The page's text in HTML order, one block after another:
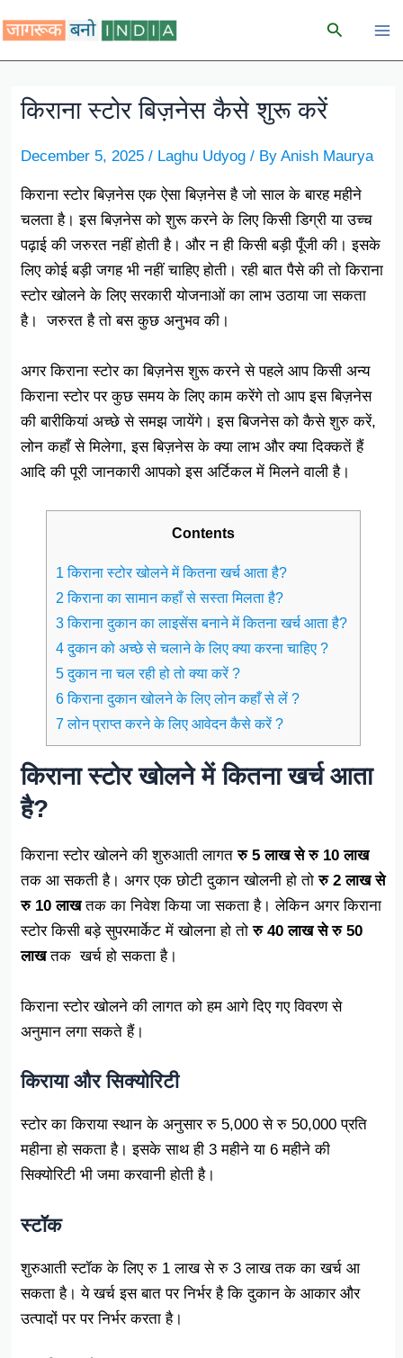
to
content
Search
किराना स्टोर बिज़नेस कैसे शुरू करें
December 5, 2025/ Laghu Udyog / ByAnish Maurya
किराना स्टोर बिज़नेस एक ऐसा बिज़नेस है जो साल के बारह महीने
चलता है। इस बिज़नेस को शुरू करने के लिए किसी डिग्री या उच्च
पढ़ाई की जरुरत नहीं होती है। और न ही किसी बड़ी पूँजी की। इसके
लिए कोई बड़ी जगह भी नहीं चाहिए होती। रही बात पैसे की तो किराना
स्टोर खोलने के लिए सरकारी योजनाओं का लाभ उठाया जा सकता
है। जरुरत है तो बस कुछ अनुभव की।
अगर किराना स्टोर का बिज़नेस शुरू करने से पहले आप किसी अन्य
किराना स्टोर पर कुछ समय के लिए काम करेंगे तो आप इस बिज़नेस
की बारीकियां अच्छे से समझ जायेंगे। इस बिजनेस को कैसे शुरु करें,
लोन कहाँ से मिलेगा, इस बिज़नेस के क्या लाभ और क्या दिक्कतें हैं
आदि की पूरी जानकारी आपको इस अर्टिकल में मिलने वाली है।
Contents
1 किराना स्टोर खोलने में कितना खर्च आता है?
2 किराना का सामान कहाँ से सस्ता मिलता है?
3 किराना दुकान का लाइसेंस बनाने में कितना खर्च आता है?
4 दुकान को अच्छे से चलाने के लिए क्या करना चाहिए ?
5 दुकान ना चल रही हो तो क्या करें ?
6 किराना दुकान खोलने के लिए लोन कहाँ से लें ?
7 लोन प्राप्त करने के लिए आवेदन कैसे करें ?
किराना स्टोर खोलने में कितना खर्च आता
है?
किराना स्टोर खोलने की शुरुआती लागतरु 5 लाख से रु 10 लाख
तक आ सकती है। अगर एक छोटी दुकान खोलनी हो तो रु 2 लाख से
रु 10 लाखतक का निवेश किया जा सकता है। लेकिन अगर किराना
स्टोर किसी बड़े सुपरमार्केट में खोलना हो तो रु 40 लाख से रु 50
लाखतक खर्च हो सकता है।
किराना स्टोर खोलने की लागत को हम आगे दिए गए विवरण से
अनुमान लगा सकते हैं।
किराया और सिक्योरिटी
स्टोर का किराया स्थान के अनुसार रु 5,000 से रु 50,000 प्रति
महीना हो सकता है। इसके साथ ही 3 महीने या 6 महीने की
सिक्योरिटी भी जमा करवानी होती है।
स्टॉक
शुरुआती स्टॉक के लिए रु 1 लाख से रु 3 लाख तक का खर्च आ
सकता है। ये खर्च इस बात पर निर्भर है कि दुकान के आकार और
उत्पादों पर पर निर्भर करता है।